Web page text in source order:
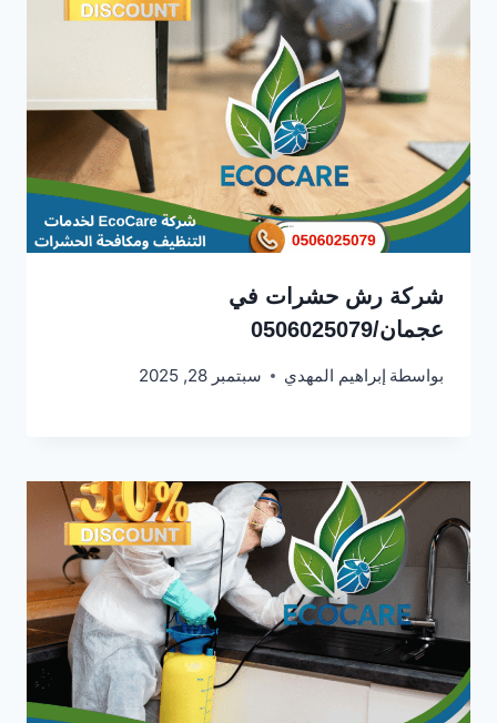
شركة رش حشرات في
عجمان/0506025079
بواسطة إبراهيم المهدي سبتمبر 28, 2025